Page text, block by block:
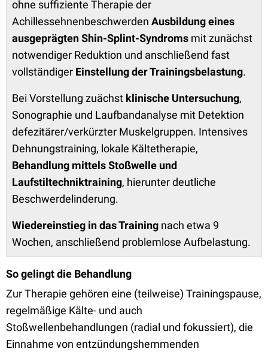
ohne suffiziente Therapie der
Achillessehnenbeschwerden Ausbildung eines
ausgeprägten Shin-Splint-Syndroms mit zunächst
notwendiger Reduktion und anschließend fast
vollständiger Einstellung der Trainingsbelastung.
Bei Vorstellung zuächst klinische Untersuchung,
Sonographie und Laufbandanalyse mit Detektion
defezitärer/verkürzter Muskelgruppen. Intensives
Dehnungstraining, lokale Kältetherapie,
Behandlung mittels Stoßwelle und
Laufstiltechniktraining, hierunter deutliche
Beschwerdelinderung.
Wiedereinstieg in das Training nach etwa 9
Wochen, anschließend problemlose Aufbelastung.
So gelingt die Behandlung
Zur Therapie gehören eine (teilweise) Trainingspause,
regelmäßige Kälte- und auch
Stoßwellenbehandlungen (radial und fokussiert), die
Einnahme von entzündungshemmenden